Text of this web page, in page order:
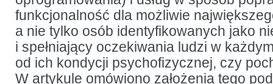
funkcjonalność dla możliwie
a nie tylko osób identyfikowanych jako
i spełniający oczekiwania ludzi w
od ich kondycji psychofizycznej, czy
W artykule omówiono założenia tego